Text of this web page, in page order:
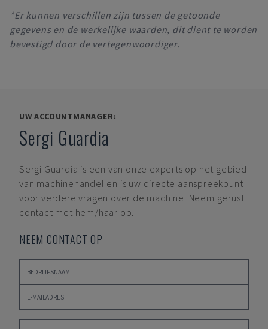
*Er kunnen verschillen zijn tussen de getoonde
gegevens en de werkelijke waarden, dit dient te worden
bevestigd door de vertegenwoordiger.
UW ACCOUNTMANAGER:
Sergi Guardia
Sergi Guardia is een van onze experts op het gebied
van machinehandel en is uw directe aanspreekpunt
voor verdere vragen over de machine. Neem gerust
contact met hem/haar op.
NEEM CONTACT OP